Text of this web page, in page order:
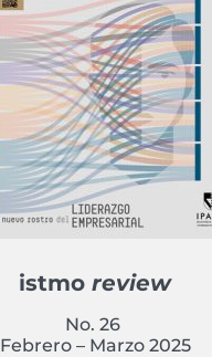
istmo review
No. 26
Febrero – Marzo 2025